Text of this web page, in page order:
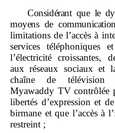
Considérant que le
moyens de
limitations de l’accès à
services téléphoniques
l’électricité croissantes,
aux réseaux sociaux et
chaîne de télévision
Myawaddy TV contrôlée
libertés d’expression et
birmane et que l’accès à
restreint ;